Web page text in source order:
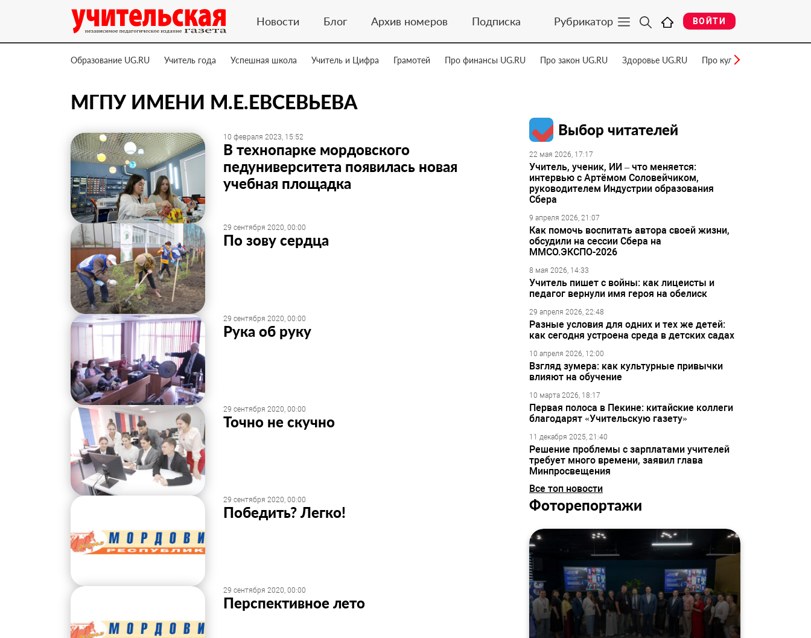
Новости Блог Архив номеров Подписка Рубрикатор ВОЙТИ
Образование UG.RU Учитель года Успешная школа Учитель и Цифра Грамотей Про финансы UG.RU Про закон UG.RU Здоровье UG.RU Про культуру UG.RU
МГПУ ИМЕНИ М.Е.ЕВСЕВЬЕВА
10 февраля 2023, 15:52
В технопарке мордовского
педуниверситета появилась новая
учебная площадка
29 сентября 2020, 00:00
По зову сердца
29 сентября 2020, 00:00
Рука об руку
29 сентября 2020, 00:00
Точно не скучно
29 сентября 2020, 00:00
Победить? Легко!
29 сентября 2020, 00:00
Перспективное лето
Выбор читателей
22 мая 2026, 17:17
Учитель, ученик, ИИ – что меняется:
интервью с Артёмом Соловейчиком,
руководителем Индустрии образования
Сбера
9 апреля 2026, 21:07
Как помочь воспитать автора своей жизни,
обсудили на сессии Сбера на
ММСО.ЭКСПО-2026
8 мая 2026, 14:33
Учитель пишет с войны: как лицеисты и
педагог вернули имя героя на обелиск
29 апреля 2026, 22:48
Разные условия для одних и тех же детей:
как сегодня устроена среда в детских садах
10 апреля 2026, 12:00
Взгляд зумера: как культурные привычки
влияют на обучение
10 марта 2026, 18:17
Первая полоса в Пекине: китайские коллеги
благодарят «Учительскую газету»
11 декабря 2025, 21:40
Решение проблемы с зарплатами учителей
требует много времени, заявил глава
Минпросвещения
Все топ новости
Фоторепортажи